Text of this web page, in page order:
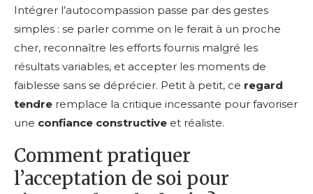
Intégrer l’autocompassion passe par des gestes
simples : se parler comme on le ferait à un proche
cher, reconnaître les efforts fournis malgré les
résultats variables, et accepter les moments de
faiblesse sans se déprécier. Petit à petit, ce regard
tendre remplace la critique incessante pour favoriser
une confiance constructive et réaliste.
Comment pratiquer
l’acceptation de soi pour